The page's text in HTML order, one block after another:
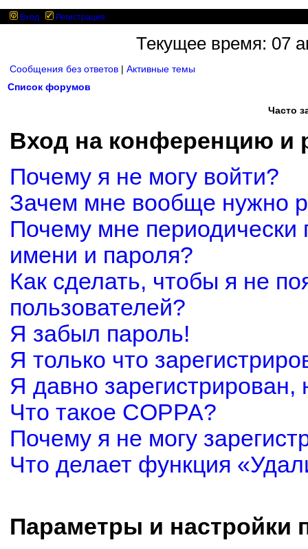
Вход Регистрация
Текущее время: 07
Сообщения без ответов | Активные темы
Список форумов
Часто
Вход на конференцию и
Почему я не могу войти?
Зачем мне вообще нужно
Почему мне периодически
имени и пароля?
Как сделать, чтобы я не
пользователей?
Я забыл пароль!
Я только что
Я давно
Что такое COPPA?
Почему я не могу
Что делает функция
Параметры и настройки